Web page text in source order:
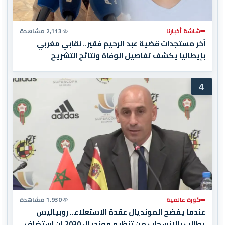
شاشة أخبارنا 2,113 مشاهدة
آخر مستجدات قضية عبد الرحيم فقير.. نقابي مغربي
بإيطاليا يكشف تفاصيل الوفاة ونتائج التشريح
4
كورة عالمية 1,930 مشاهدة
عندما يفضح المونديال عقدة الاستعلاء.. روبياليس